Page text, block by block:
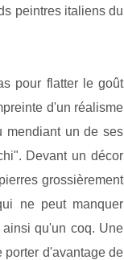
peintres italiens du
pour flatter le goût
d'un réalisme
mendiant un de ses
Devant un décor
grossièrement
ne peut manquer
qu'un coq. Une
d'avantage de